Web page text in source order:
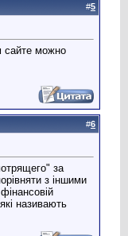
#5
сайте можно
#6
за
з іншими
називають